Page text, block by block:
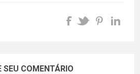
SEU COMENTÁRIO